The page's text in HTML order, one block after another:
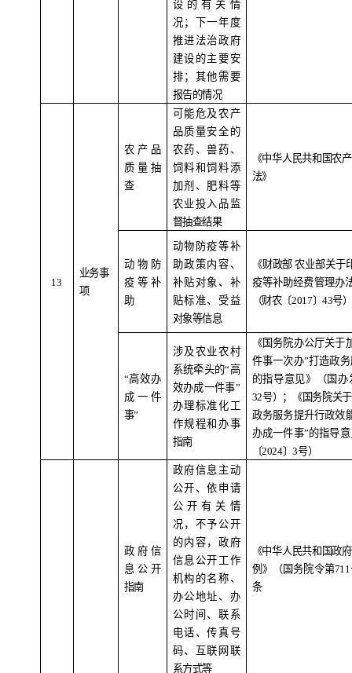
设的有关情
况；下一年度
推进法治政府
建设的主要安
排；其他需要
报告的情况
1 3
业务事
项
农产品
质量抽
查
可能危及农产
品质量安全的
农药、兽药、
饲料和饲料添
加剂、肥料等
农业投入品监
督抽查结果
《中华人民共和国农
法》
动物防
疫等补
助
动物防疫等补
助政策内容、
补贴对象、补
贴标准、受益
对象等信息
《财政部 农业部关于
疫等补助经费管理办
（财农〔2017〕43号）
“高效办
成一件
事”
涉及农业农村
系统牵头的“高
效办成一件事”
办理标准化工
作规程和办事
指南
《国务院办公厅关于
件事一次办”打造政
的指导意见》（国办
32号）；《国务院关
政务服务提升行政效
办成一件事”的指导
〔2024〕3号）
政府信
息公开
指南
政府信息主动
公开、依申请
公开有关情
况，不予公开
的内容，政府
信息公开工作
机构的名称、
办公地址、办
公时间、联系
电话、传真号
码、互联网联
系方式等
《中华人民共和国政
例》（国务院令第711
条